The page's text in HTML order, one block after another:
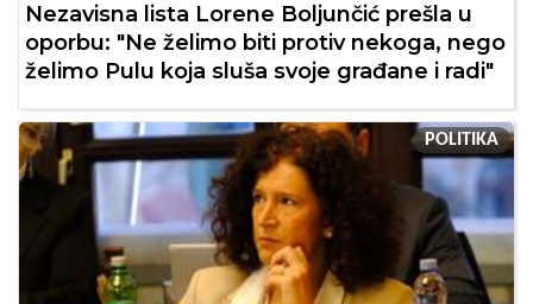
Nezavisna lista Lorene Boljunčić prešla u
oporbu: "Ne želimo biti protiv nekoga, nego
želimo Pulu koja sluša svoje građane i radi"
POLITIKA